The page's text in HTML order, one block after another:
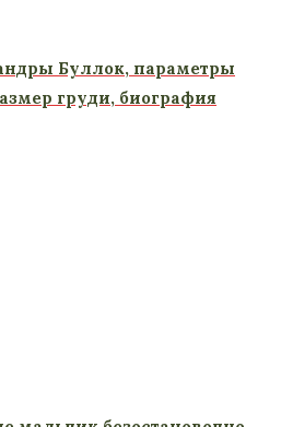
Буллок, параметры
груди, биография